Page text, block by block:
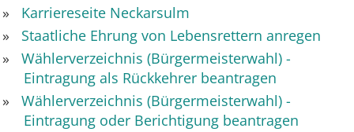
Karriereseite Neckarsulm
Staatliche Ehrung von Lebensrettern anregen
Wählerverzeichnis (Bürgermeisterwahl) -
Eintragung als Rückkehrer beantragen
Wählerverzeichnis (Bürgermeisterwahl) -
Eintragung oder Berichtigung beantragen